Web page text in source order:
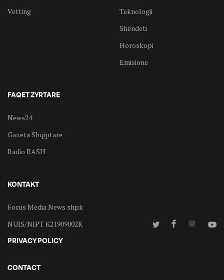
Vetting
Teknologji
Shëndeti
Horoskopi
Emisione
FAQET ZYRTARE
News24
Gazeta Shqiptare
Radio RASH
KONTAKT
Focus Media News shpk
NUIS/NIPT K21909002K
PRIVACY POLICY
CONTACT